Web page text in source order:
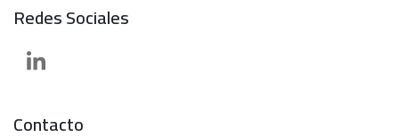
Redes Sociales
Contacto